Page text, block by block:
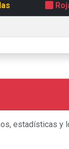
estadísticas y